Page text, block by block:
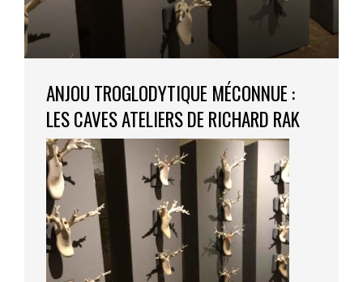
ANJOU TROGLODYTIQUE MÉCONNUE :
LES CAVES ATELIERS DE RICHARD RAK